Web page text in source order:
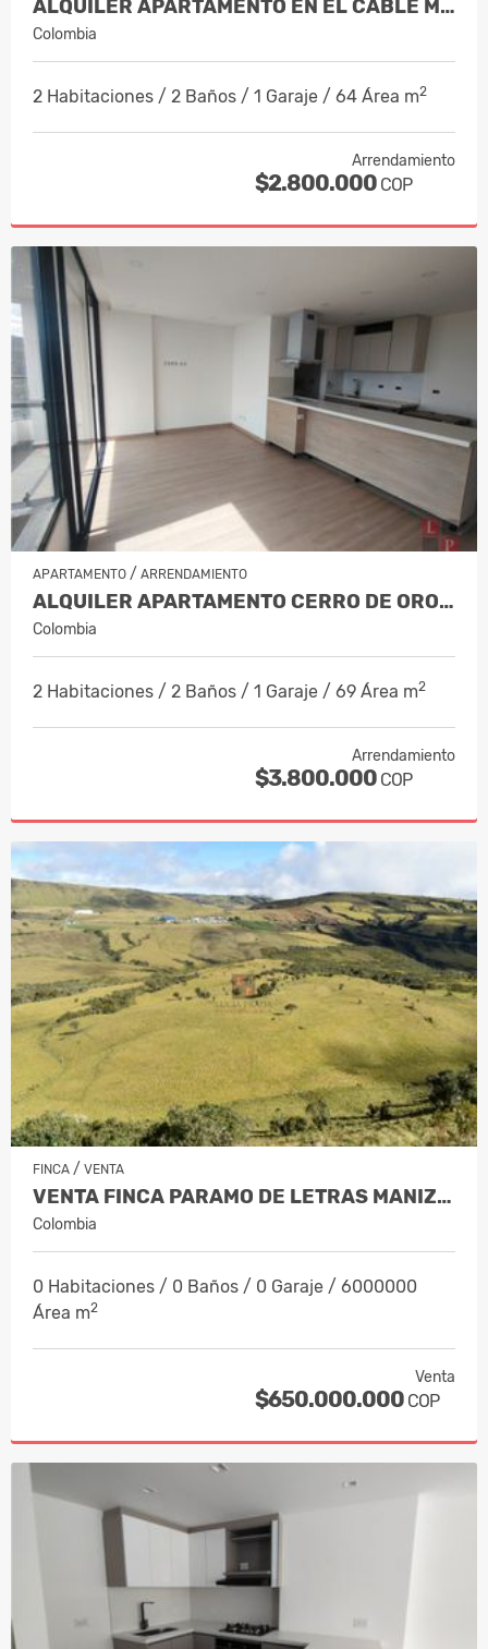
ALQUILER APARTAMENTO EN EL CABLE MAN…
Colombia
2 Habitaciones / 2 Baños / 1 Garaje / 64 Área m2
Arrendamiento
$2.800.000 COP
APARTAMENTO / ARRENDAMIENTO
ALQUILER APARTAMENTO CERRO DE ORO,…
Colombia
2 Habitaciones / 2 Baños / 1 Garaje / 69 Área m2
Arrendamiento
$3.800.000 COP
FINCA / VENTA
VENTA FINCA PARAMO DE LETRAS MANIZAL…
Colombia
0 Habitaciones / 0 Baños / 0 Garaje / 6000000
Área m2
Venta
$650.000.000 COP